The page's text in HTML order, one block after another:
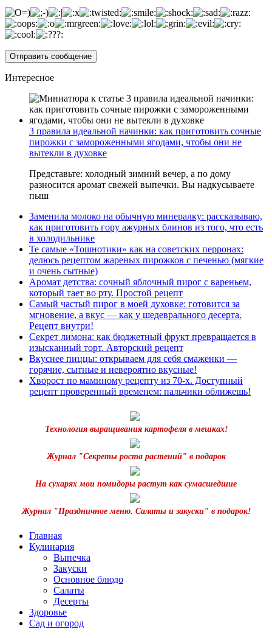
Интересное
3 правила идеальной начинки: как приготовить сочные
пирожки с замороженными ягодами, чтобы они не
вытекли в духовке
Представьте: холодный зимний вечер, а по дому
разносится аромат свежей выпечки. Вы надкусываете
пыш
Заменила молоко на обычную минералку: рассказываю,
как приготовить гору ажурных блинов из того, что есть
в холодильнике
Те самые «Тошнотики» как на советских перронах:
делюсь рецептом жареных пирожков с печенью (мягкие
и очень сытные)
Аромат детства: сочный яблочный пирог с вареньем,
который тает во рту. Простой рецепт
Самый частый пирог в моей духовке: готовится за
мгновение, а вкус — как у шедеврального десерта.
Рецепт внутри!
Секрет лимона: как бюджетный фрукт превращается в
изысканный торт. Авторский рецепт
Вкуснее пиццы: открываем для себя смаженки —
горячие, сытные и невероятно вкусные!
Хворост по маминому рецепту из 70-х. Доступный
рецепт проверенный временем: пальчики оближешь!
Технология выращивания картофеля в мешках!
Журнал "Секреты роста растений" в подарок
На сухарях мои помидоры растут как сумасшедшие
Журнал "Праздничное меню. Салаты и закуски" в подарок!
Главная
Кулинария
Выпечка
Закуски
Основное блюдо
Салаты
Десерты
Здоровье
Сад и огород